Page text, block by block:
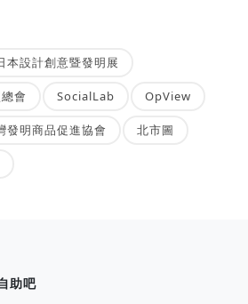
本設計創意暨發明展
會 SocialLab OpView
發明商品促進協會 北市圖
助吧